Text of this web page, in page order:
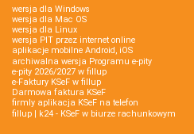
wersja dla Windows
wersja dla Mac OS
wersja dla Linux
wersja PIT przez internet online
aplikacje mobilne Android, iOS
archiwalna wersja Programu e-pity
e-pity 2026/2027 w fillup
e‑Faktury KSeF w fillup
Darmowa faktura KSeF
firmly aplikacja KSeF na telefon
fillup | k24 - KSeF w biurze rachunkowym